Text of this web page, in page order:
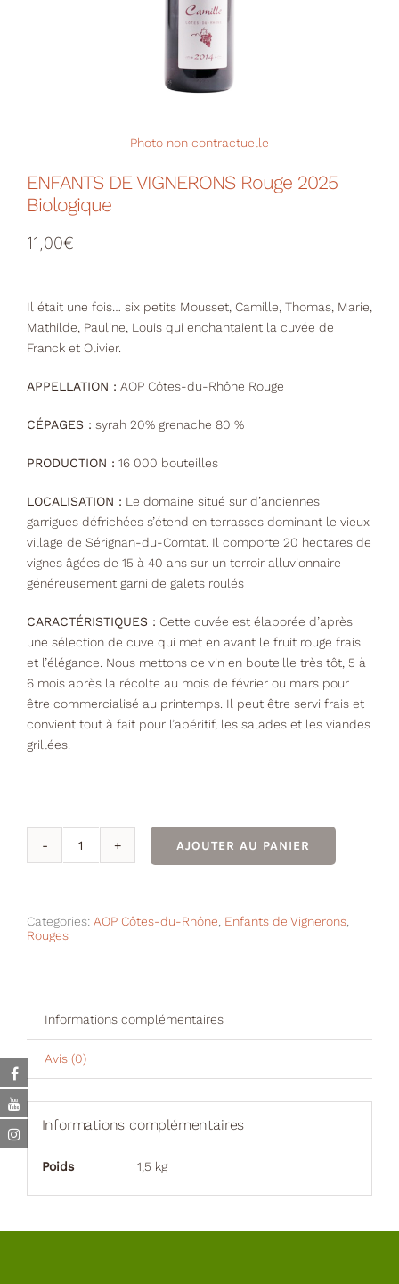
Photo non contractuelle
ENFANTS DE VIGNERONS Rouge 2025
Biologique
11,00€
Il était une fois… six petits Mousset, Camille, Thomas, Marie,
Mathilde, Pauline, Louis qui enchantaient la cuvée de
Franck et Olivier.
APPELLATION : AOP Côtes-du-Rhône Rouge
CÉPAGES : syrah 20% grenache 80 %
PRODUCTION : 16 000 bouteilles
LOCALISATION : Le domaine situé sur d’anciennes
garrigues défrichées s’étend en terrasses dominant le vieux
village de Sérignan-du-Comtat. Il comporte 20 hectares de
vignes âgées de 15 à 40 ans sur un terroir alluvionnaire
généreusement garni de galets roulés
CARACTÉRISTIQUES : Cette cuvée est élaborée d’après
une sélection de cuve qui met en avant le fruit rouge frais
et l’élégance. Nous mettons ce vin en bouteille très tôt, 5 à
6 mois après la récolte au mois de février ou mars pour
être commercialisé au printemps. Il peut être servi frais et
convient tout à fait pour l’apéritif, les salades et les viandes
grillées.
quantité
DE
AJOUTER AU PANIER
Categories: AOP Côtes-du-Rhône Enfants de Vignerons,
Rouges
Informations complémentaires
Avis (0)
Informations complémentaires
Poids 1,5 kg